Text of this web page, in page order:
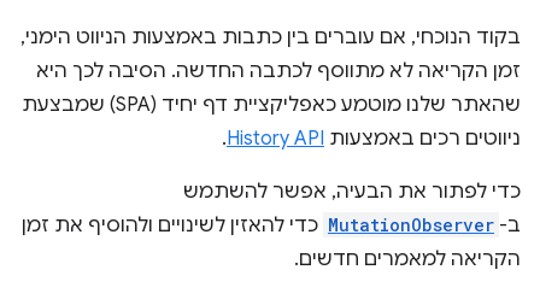
בקוד הנוכחי, אם עוברים בין כתבות באמצעות הניווט הימני,
זמן הקריאה לא מתווסף לכתבה החדשה. הסיבה לכך היא
שהאתר שלנו מוטמע כאפליקציית דף יחיד (SPA) שמבצעת
ניווטים רכים באמצעות History API
.
כדי לפתור את הבעיה, אפשר להשתמש
ב- MutationObserver כדי להאזין לשינויים ולהוסיף את זמן
הקריאה למאמרים חדשים.